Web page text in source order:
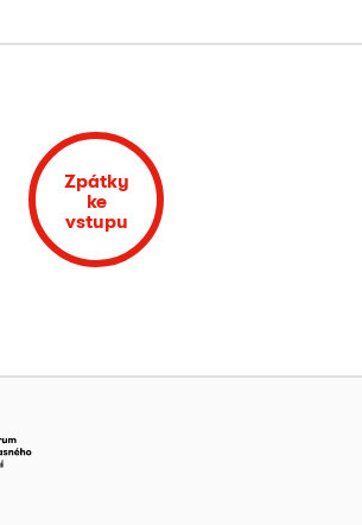
Zpátky
ke
vstupu